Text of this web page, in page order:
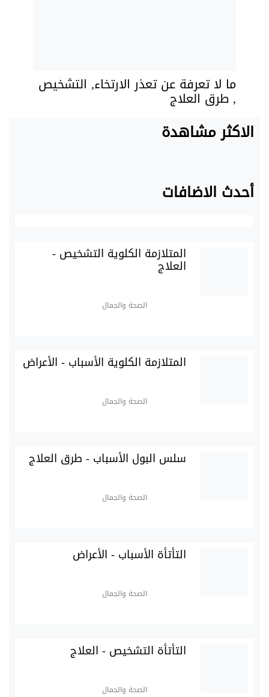
ما لا تعرفة عن تعذر الارتخاء, التشخيص
, طرق العلاج
الاكثر مشاهدة
أحدث الاضافات
المتلازمة الكلوية التشخيص -
العلاج
الصحة والجمال
المتلازمة الكلوية الأسباب - الأعراض
الصحة والجمال
سلس البول الأسباب - طرق العلاج
الصحة والجمال
التأتأة الأسباب - الأعراض
الصحة والجمال
التأتأة التشخيص - العلاج
الصحة والجمال